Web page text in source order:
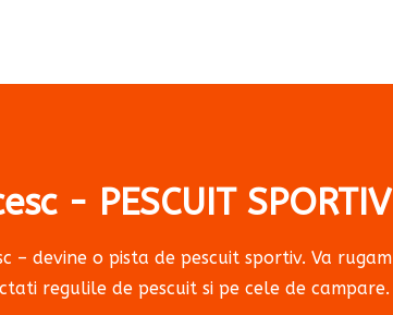
- PESCUIT SPORTIV
– devine o pista de pescuit sportiv. Va rugam
regulile de pescuit si pe cele de campare.